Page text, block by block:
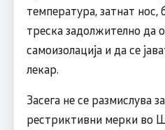
температура, затнат нос,
треска задолжително да
самоизолација и да се
лекар.
Засега не се размислува
рестриктивни мерки во